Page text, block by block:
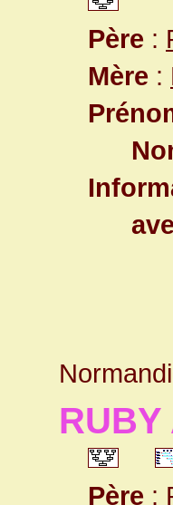
Père :
Mère :
Père :